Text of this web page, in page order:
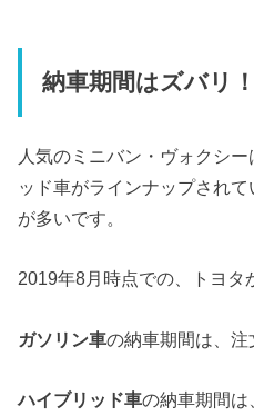
納車期間はズバリ！
人気のミニバン・ヴォクシ
ッド車がラインナップされ
が多いです。
2019年8月時点での、トヨ
ガソリン車の納車期間は、注
ハイブリッド車の納車期間